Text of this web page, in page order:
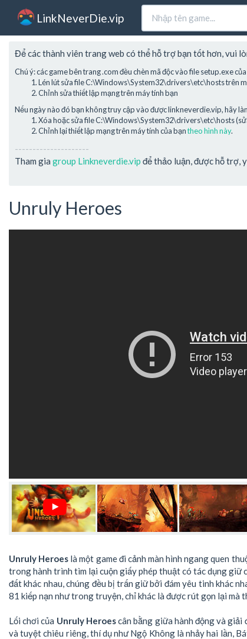
LinkNeverDie.vip
Để các thành viên trang web có thể hỗ trợ bạn tốt hơn, vui
Chú ý: các game bên trang .com đều chèn mã độc vào file setup.exe
Lén lút sửa file C:\Windows\System32\drivers\etc\hosts trên
Chỉnh sửa thiết lập mạng trên máy tính bạn
Nếu ngày nào đó bạn không truy cập vào được linkneverdie.vip, hãy
Xóa hoặc sửa file C:\Windows\System32\drivers\etc\hosts
Chỉnh lại thiết lập mạng trên máy tính của bạntheo hình này.
---------------------
Tham gia group Linkneverdie.vip để thảo luận, được hỗ trợ,
Unruly Heroes
Unruly Heroes là một game đi cảnh màn hình ngang quen
trong hành trình tìm lại cuộn giấy phép thuật có tác dụng giữ
đất khác nhau, chúng đều bị trấn giữ bởi đám yêu tinh khác
81 kiếp nạn như trong truyện, chỉ khác là được rút gọn lại mà
Lối chơi của Unruly Heroescân bằng giữa hành động và giải
và tuyệt chiêu riêng, thí dụ như Ngộ Không là nhảy hai lần,